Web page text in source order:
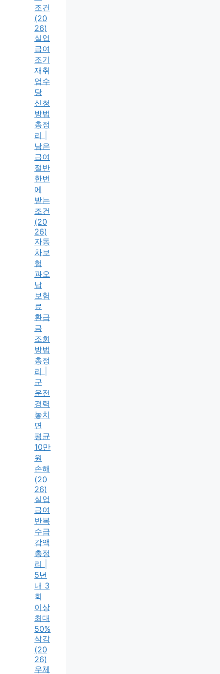
조건
(20
26)
실업
급여
조기
재취
업수
당
신청
방법
총정
리 |
남은
급여
절반
한번
에
받는
조건
(20
26)
자동
차보
험
과오
납
보험
료
환급
금
조회
방법
총정
리 |
군
운전
경력
놓치
면
평균
10만
원
손해
(20
26)
실업
급여
반복
수급
감액
총정
리 |
5년
내 3
회
이상
최대
50%
삭감
(20
26)
우체